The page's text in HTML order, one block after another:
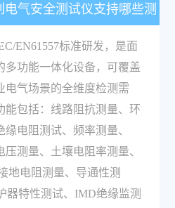
气安全测试仪支持哪些测
？EN61557标准研发，是面
多功能一体化设备，可覆盖
电气场景的全维度检测需
能包括：线路阻抗测量、环
电阻测试、频率测量、
测量、土壤电阻率测量、
地电阻测量、导通性测
器特性测试、IMD绝缘监测